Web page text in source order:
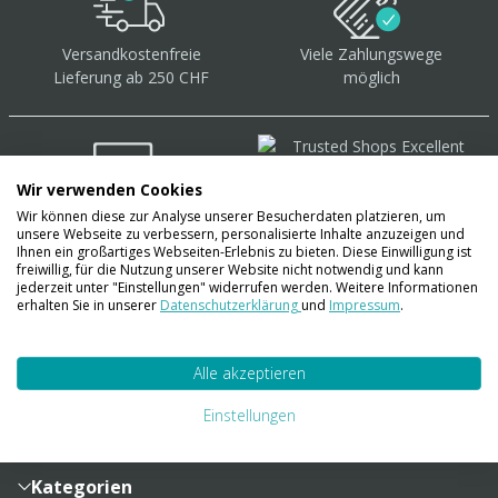
Versandkostenfreie
Lieferung ab 250 CHF
Viele Zahlungswege
möglich
Über 40.000 Artikel auf
Lager
Sendungsverfolgung
Zahlung und Versand
Lieferinformationen
Kategorien
Wir verwenden Cookies
Wir können diese zur Analyse unserer Besucherdaten platzieren, um
unsere Webseite zu verbessern, personalisierte Inhalte anzuzeigen und
Ihnen ein großartiges Webseiten-Erlebnis zu bieten. Diese Einwilligung ist
freiwillig, für die Nutzung unserer Website nicht notwendig und kann
jederzeit unter "Einstellungen" widerrufen werden. Weitere Informationen
erhalten Sie in unserer Datenschutzerklärungund Impressum.
Alle akzeptieren
Einstellungen